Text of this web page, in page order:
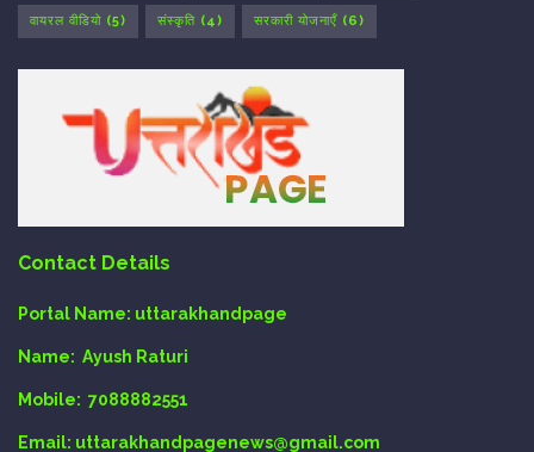
वायरल वीडियो (5) संस्कृति (4) सरकारी योजनाएँ (6)
Contact Details
Portal Name: uttarakhandpage
Name: Ayush Raturi
Mobile: 7088882551
Email: uttarakhandpagenews@gmail.com